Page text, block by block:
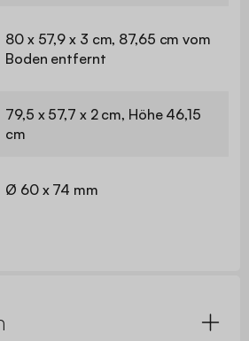
80 x 57,9 x 3 cm, 87,65 cm vom
Boden entfernt
79,5 x 57,7 x 2 cm, Höhe 46,15
cm
Ø 60 x 74 mm